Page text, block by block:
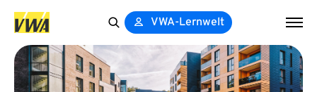
for:
VWA-Lernwelt